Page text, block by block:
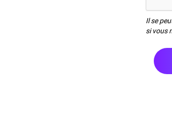
Il se
si vous